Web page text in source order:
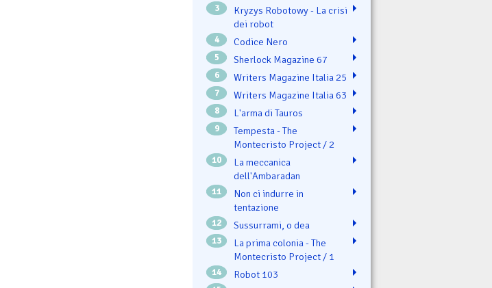
3
Kryzys Robotowy - La crisi
dei robot
4 Codice Nero
5 Sherlock Magazine 67
6 Writers Magazine Italia 25
7 Writers Magazine Italia 63
8 L'arma di Tauros
9
Tempesta - The
Montecristo Project / 2
10
La meccanica
dell'Ambaradan
11
Non ci indurre in
tentazione
12 Sussurrami, o dea
13
La prima colonia - The
Montecristo Project / 1
14 Robot 103